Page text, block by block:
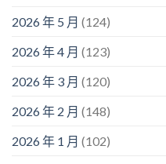
2026 年 5 月 (124)
2026 年 4 月 (123)
2026 年 3 月 (120)
2026 年 2 月 (148)
2026 年 1 月 (102)